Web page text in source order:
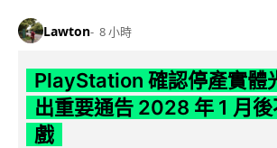
Lawton 8 小時
PlayStation 確認停產實體
出重要通告 2028 年 1 月
戲